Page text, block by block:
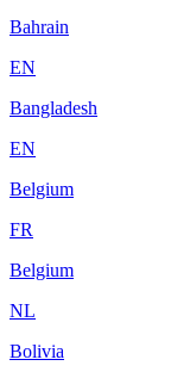
Bahrain
EN
Bangladesh
EN
Belgium
FR
Belgium
NL
Bolivia